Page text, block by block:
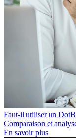
Faut-il utiliser un
Comparaison et
En savoir plus